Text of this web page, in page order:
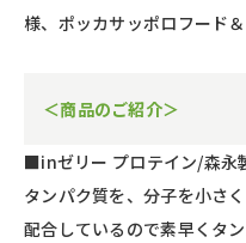
様、ポッカサッポロフード
＜商品のご紹介＞
■inゼリー プロテイン/森永
タンパク質を、分子を小さ
配合しているので素早くタ